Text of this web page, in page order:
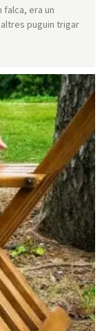
falca, era un
puguin trigar